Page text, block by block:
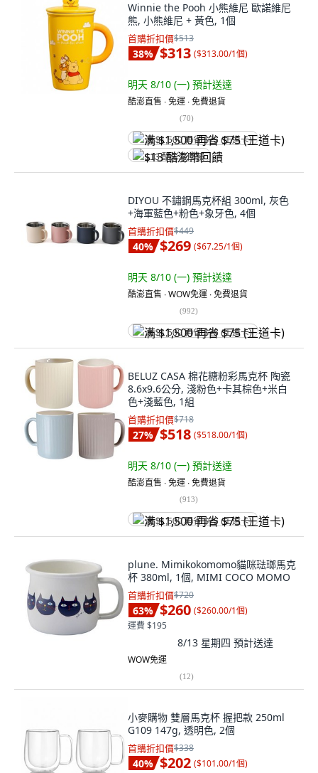
Winnie the Pooh 小熊維尼 歐諾維尼
熊, 小熊維尼 + 黃色, 1個
首購折扣價$513
38% $313 ($313.00/1個)
明天 8/10 (一) 預計送達
酷澎直售 ∙ 免運 ∙ 免費退貨
(70)
满 $1,500 再省 $75 (王道卡)
$13 酷澎幣回饋
DIYOU 不鏽鋼馬克杯組 300ml, 灰色
+海軍藍色+粉色+象牙色, 4個
首購折扣價$449
40% $269 ($67.25/1個)
明天 8/10 (一) 預計送達
酷澎直售 ∙ WOW免運 ∙ 免費退貨
(992)
满 $1,500 再省 $75 (王道卡)
BELUZ CASA 棉花糖粉彩馬克杯 陶瓷
8.6x9.6公分, 淺粉色+卡其棕色+米白
色+淺藍色, 1組
首購折扣價$718
27% $518 ($518.00/1個)
明天 8/10 (一) 預計送達
酷澎直售 ∙ 免運 ∙ 免費退貨
(913)
满 $1,500 再省 $75 (王道卡)
plune. Mimikokomomo貓咪琺瑯馬克
杯 380ml, 1個, MIMI COCO MOMO
首購折扣價$720
63% $260 ($260.00/1個)
運費 $195
8/13 星期四 預計送達
WOW免運
(12)
小麥購物 雙層馬克杯 握把款 250ml
G109 147g, 透明色, 2個
首購折扣價$338
40% $202 ($101.00/1個)